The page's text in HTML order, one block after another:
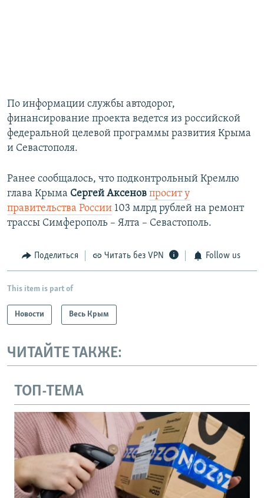
По информации службы автодорог,
финансирование проекта ведется из российской
федеральной целевой программы развития Крыма
и Севастополя.
Ранее сообщалось, что подконтрольный Кремлю
глава Крыма Сергей Аксенов просит у
правительства России 103 млрд рублей на ремонт
трассы Симферополь – Ялта – Севастополь.
Поделиться Читать без VPN Follow us
This item is part of
Новости Весь Крым
ЧИТАЙТЕ ТАКЖЕ:
ТОП-ТЕМА